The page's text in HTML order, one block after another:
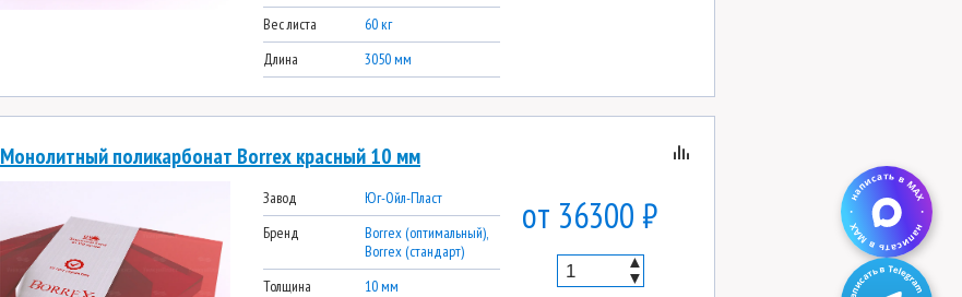
Вес листа
60 кг
Длина
3050 мм
Монолитный поликарбонат Borrex красный 10 мм
Завод
Юг-Ойл-Пласт
Бренд
Borrex (оптимальный),
Borrex (стандарт)
Толщина
10 мм
от 36300 ₽
▲
▼